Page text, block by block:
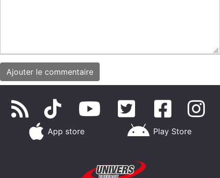
App store Play Store